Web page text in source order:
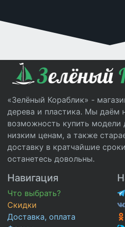
«Зелёный Кораблик» -
дерева и пластика. Мы даём
возможность купить
низким ценам, а также
доставку в кратчайшие
останетесь довольны.
Навигация
Что выбрать?
Скидки
Доставка, оплата